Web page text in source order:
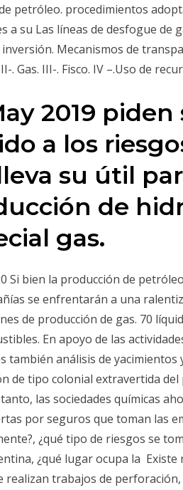
petróleo. procedimientos
a su Las líneas de desfogue de
Mecanismos de
. Gas. III-. Fisco. IV –.Uso de
2019
a los
su útil
de
gas.
Si bien la producción de
se enfrentarán a una
de producción de gas. 70
En apoyo de las
también análisis de
de tipo colonial extravertida
las sociedades químicas
por seguros que toman las
¿qué tipo de riesgos se
¿qué lugar ocupa la Existe
realizan trabajos de